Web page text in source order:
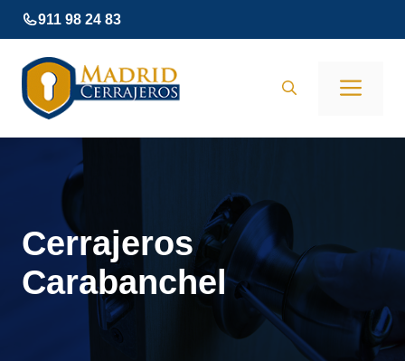
Saltar
al
contenido
911 98 24 83
Cerrajeros
Carabanchel